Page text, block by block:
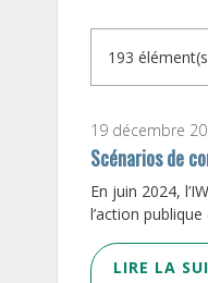
193
19 décembre
Scénarios de
En juin 2024,
l’action
LIRE LA